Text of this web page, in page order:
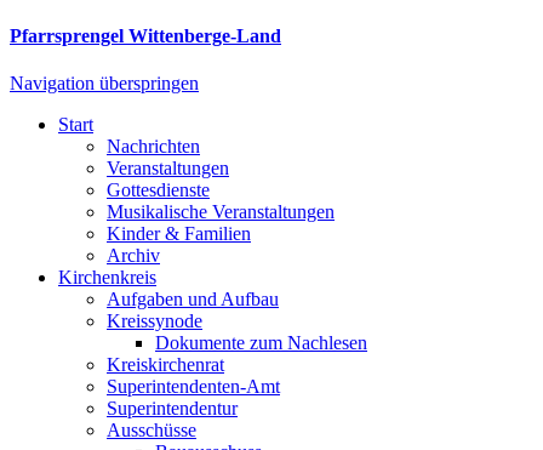
Pfarrsprengel Wittenberge-Land
Navigation überspringen
Start
Nachrichten
Veranstaltungen
Gottesdienste
Musikalische Veranstaltungen
Kinder & Familien
Archiv
Kirchenkreis
Aufgaben und Aufbau
Kreissynode
Dokumente zum Nachlesen
Kreiskirchenrat
Superintendenten-Amt
Superintendentur
Ausschüsse